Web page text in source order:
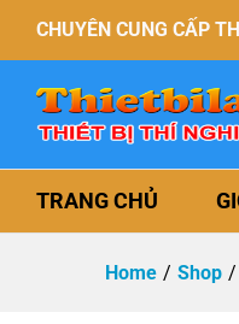
CHUYÊN CUNG CẤP
TRANG CHỦ
Home / Shop /